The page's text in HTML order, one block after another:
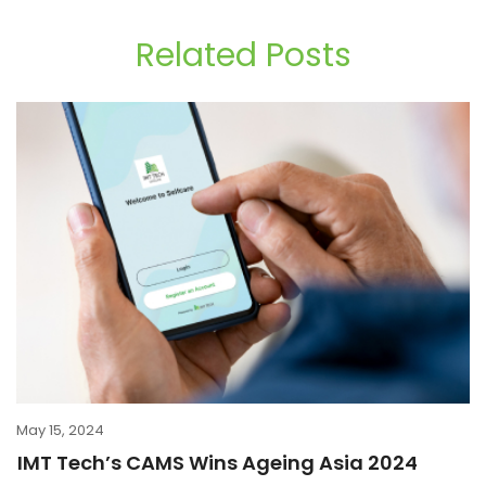
Related Posts
May 15, 2024
IMT Tech’s CAMS Wins Ageing Asia 2024